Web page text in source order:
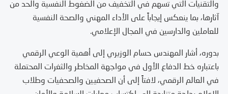
والتقنيات التي تسهم في التخفيف من الضغوط النفسية والحد من
آثارها، بما ينعكس إيجاباً على الأداء المهني والصحة النفسية
للعاملين والدارسين في المجال الإعلامي.
بدوره، أشار المهندس حسام الوزيري إلى أهمية الوعي الرقمي
باعتباره خط الدفاع الأول في مواجهة المخاطر والثغرات المحتملة
في العالم الرقمي، لافتاً إلى أن الصحفيين والصحفيات وطلاب